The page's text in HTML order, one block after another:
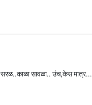
सरळ..काळा सावळा.. उंच,केस मात्र...